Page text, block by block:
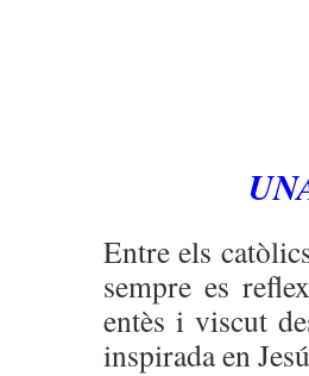
Entre els
sempre es
entès i viscut
inspirada en